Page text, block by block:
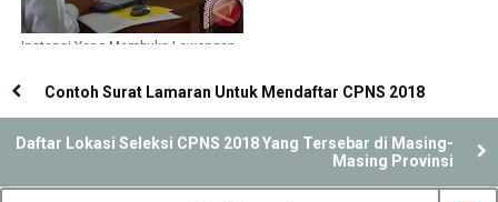
Instansi Yang Membuka Lowongan
Contoh Surat Lamaran Untuk Mendaftar CPNS 2018
Daftar Lokasi Seleksi CPNS 2018 Yang Tersebar di Masing-
Masing Provinsi